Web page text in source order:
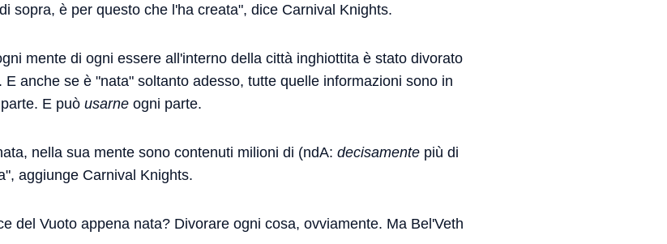
sopra, è per questo che l'ha creata", dice Carnival Knights.
mente di ogni essere all'interno della città inghiottita è stato divorato
anche se è "nata" soltanto adesso, tutte quelle informazioni sono in
E può usarne ogni parte.
nella sua mente sono contenuti milioni di (ndA: decisamente più di
aggiunge Carnival Knights.
del Vuoto appena nata? Divorare ogni cosa, ovviamente. Ma Bel'Veth